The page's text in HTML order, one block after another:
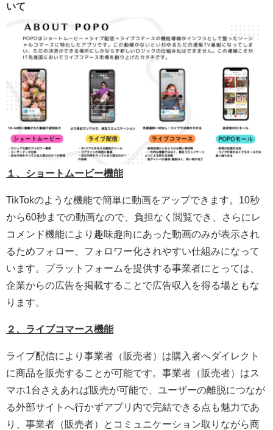
いて
１、ショートムービー機能
TikTokのような機能で簡単に動画をアップできます。10秒
から60秒までの動画なので、負担なく閲覧でき、さらにレ
コメンド機能により趣味趣向にあった動画のみが表示され
るためフォロー、フォロワー化されやすい仕組みになって
います。プラットフォームを提供する事業者にとっては、
企業からの広告を掲載することで広告収入を得る場ともな
ります。
２、ライブコマース機能
ライブ配信により事業者（販売者）は購入者へダイレクト
に商品を販売することが可能です。事業者（販売者）はス
マホ1台さえあれば販売が可能で、ユーザーの離脱につなが
る外部サイトへ行かずアプリ内で完結できる点も魅力であ
り、事業者（販売者）とコミュニケーション取りながら商